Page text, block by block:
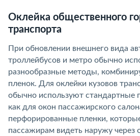
Оклейка общественного
транспорта
При обновлении внешнего вида
троллейбусов и метро обычно
разнообразные методы,
пленок. Для оклейки кузовов
обычно используют стандартные
как для окон пассажирского
перфорированные пленки,
пассажирам видеть наружу через